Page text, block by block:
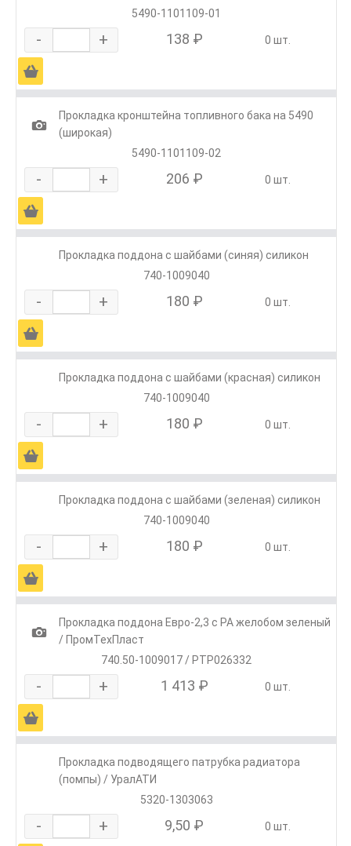
5490-1101109-01
- + 138 ₽ 0 шт.
Ä
1
Прокладка кронштейна топливного бака на 5490
(широкая)
5490-1101109-02
- + 206 ₽ 0 шт.
Ä
Прокладка поддона с шайбами (синяя) силикон
740-1009040
- + 180 ₽ 0 шт.
Ä
Прокладка поддона с шайбами (красная) силикон
740-1009040
- + 180 ₽ 0 шт.
Ä
Прокладка поддона с шайбами (зеленая) силикон
740-1009040
- + 180 ₽ 0 шт.
Ä
1
Прокладка поддона Евро-2,3 с РА желобом зеленый
/ ПромТехПласт
740.50-1009017 / PTP026332
- + 1 413 ₽ 0 шт.
Ä
Прокладка подводящего патрубка радиатора
(помпы) / УралАТИ
5320-1303063
- + 9,50 ₽ 0 шт.